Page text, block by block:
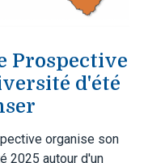
Prospective
d'été
organise son
2025 autour d'un